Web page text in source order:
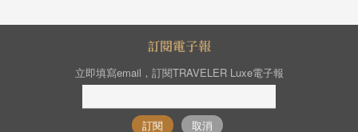
訂閱電子報
立即填寫email，訂閱TRAVELER Luxe電子報
訂閱 取消